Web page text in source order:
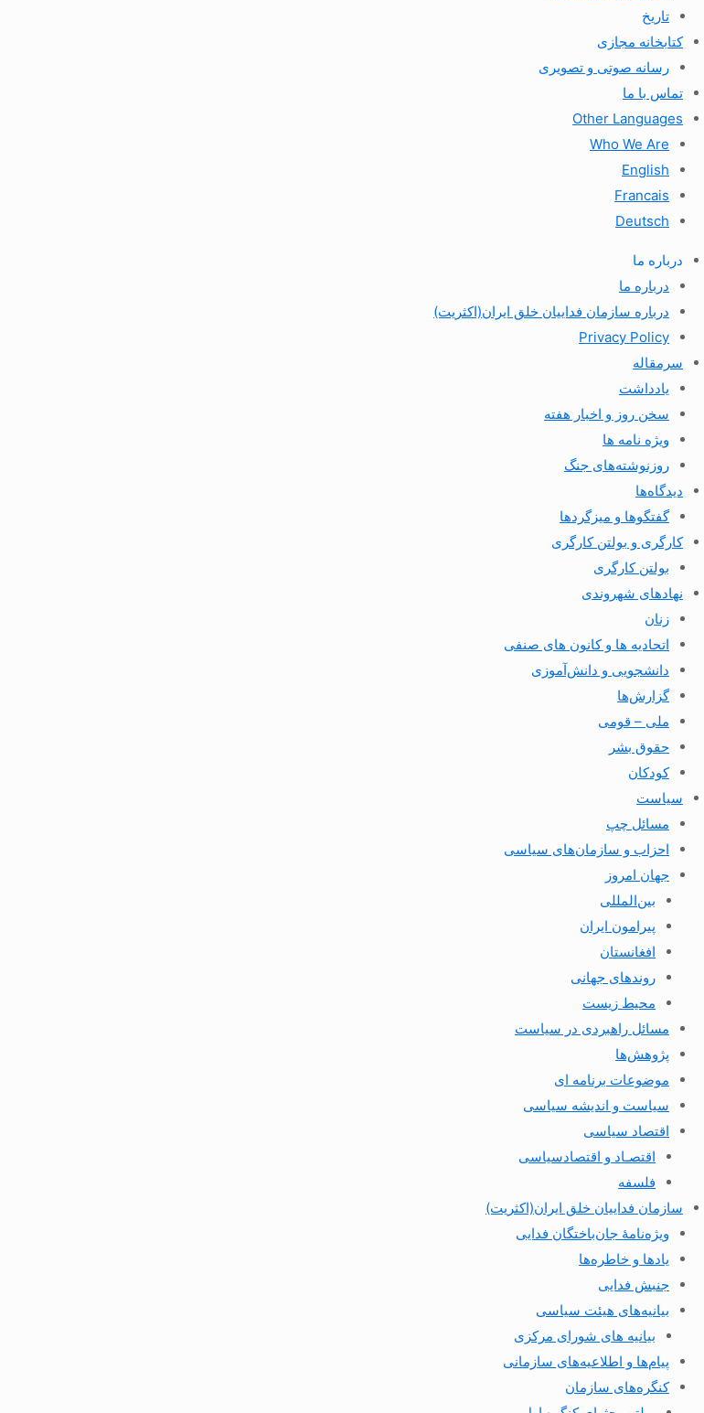
تاریخ
کتابخانه مجازی
رسانه صوتی و تصویری
تماس با ما
Other Languages
Who We Are
English
Francais
Deutsch
درباره ما
درباره ما
درباره سازمان فداییان خلق ایران(اکثریت)
Privacy Policy
سرمقاله
یادداشت
سخن روز و اخبار هفته
ویژه نامه ها
روزنوشته‌های جنگ
دیدگاه‌ها
گفتگوها و میزگردها
کارگری و بولتن کارگری
بولتن کارگری
نهادهای شهروندی
زنان
اتحادیه ها و کانون های صنفی
دانشجویی و دانش‌آموزی
گزارش‌ها
ملی – قومی
حقوق بشر
کودکان
سیاست
مسائل چپ
احزاب و سازمان‌های سیاسی
جهان امروز
بین‌المللی
پیرامون ایران
افغانستان
روندهای جهانی
محیط زیست
مسائل راهبردی در سیاست
پژوهش‌ها
موضوعات برنامه ای
سیاست و اندیشه سیاسی
اقتصاد سیاسی
اقتصـاد و اقتصاد‌سیاسی
فلسفه
سازمان فداییان خلق ایران(اکثریت)
ویژه‌نامهٔ جان‌باختگان فدایی
یادها و خاطره‌ها
جنبش فدایی
بیانیه‌های هیئت سیاسی
بیانیه های شورای مرکزی
پیام‌ها و اطلاعیه‌های سازمانی
کنگره‌های سازمان